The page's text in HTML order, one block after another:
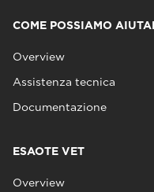
COME POSSIAMO
Overview
Assistenza tecnica
Documentazione
ESAOTE VET
Overview